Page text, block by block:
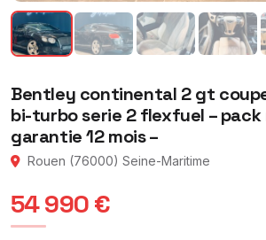
Bentley continental 2 gt
bi-turbo serie 2 flexfuel – pack
garantie 12 mois –
Rouen (76000) Seine-Maritime
54 990 €